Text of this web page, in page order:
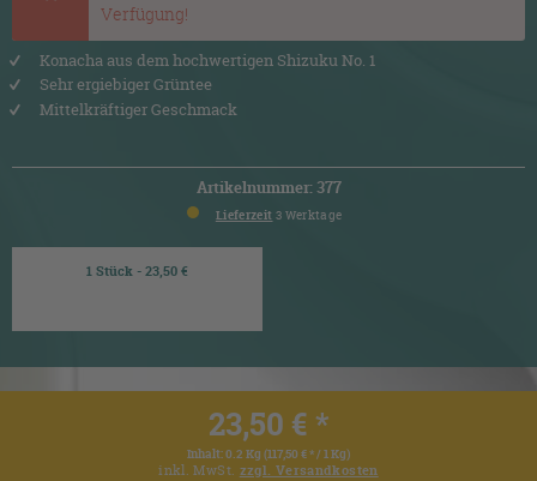
Verfügung!
Konacha aus dem hochwertigen Shizuku No. 1
Sehr ergiebiger Grüntee
Mittelkräftiger Geschmack
Artikelnummer: 377
Lieferzeit 3 Werktage
1 Stück - 23,50 €
23,50 € *
Inhalt:0.2 Kg (117,50 € * / 1 Kg)
inkl. MwSt. zzgl. Versandkosten